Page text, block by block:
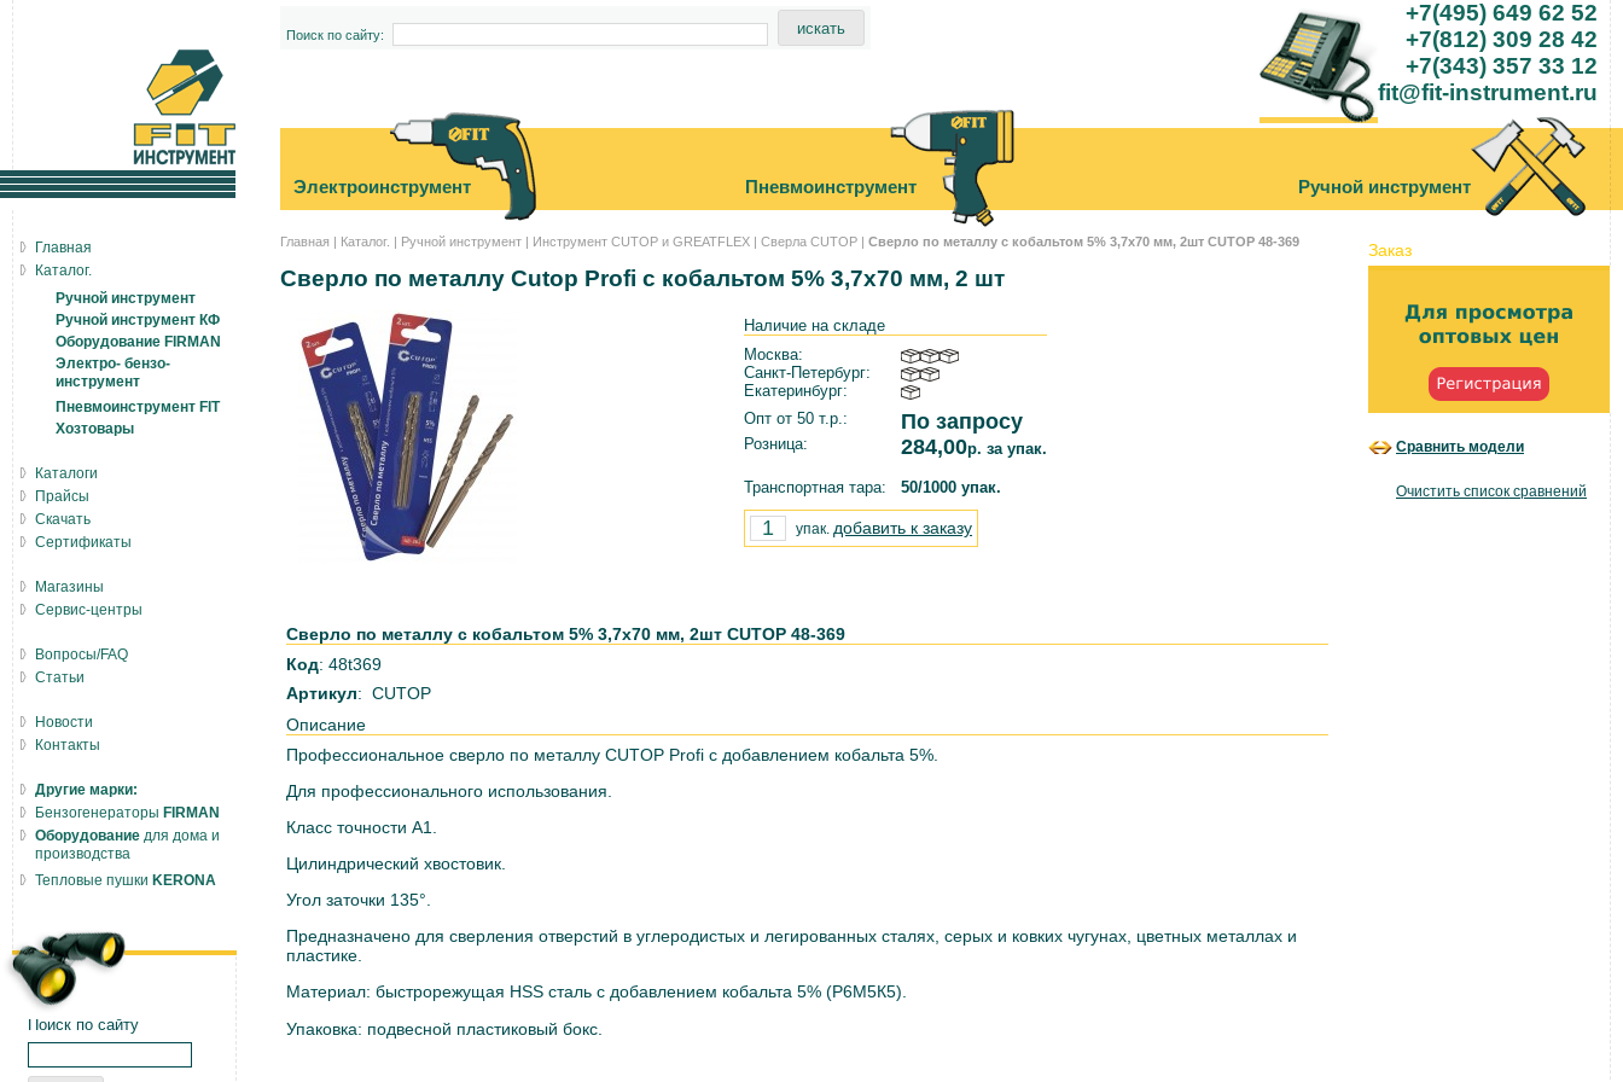
Поиск по сайту:
+7(495) 649 62 52
+7(812) 309 28 42
+7(343) 357 33 12
fit@fit-instrument.ru
Электроинструмент Пневмоинструмент Ручной инструмент
Главная | Каталог. | Ручной инструмент | Инструмент CUTOP и GREATFLEX | Сверла CUTOP | Сверло по металлу с кобальтом 5% 3,7х70 мм, 2шт CUTOP 48-369 Заказ
Сверло по металлу Cutop Profi с кобальтом 5% 3,7х70 мм, 2 шт
Наличие на складе
Москва:
Санкт-Петербург:
Екатеринбург:
Опт от 50 т.р.:
По запросу
Розница: 284,00р. за упак.
Транспортная тара: 50/1000 упак.
упак. добавить к заказу
Сверло по металлу с кобальтом 5% 3,7х70 мм, 2шт CUTOP 48-369
Код: 48t369
Артикул: CUTOP
Описание
Профессиональное сверло по металлу CUTOP Profi с добавлением кобальта 5%.
Для профессионального использования.
Класс точности А1.
Цилиндрический хвостовик.
Угол заточки 135°.
Предназначено для сверления отверстий в углеродистых и легированных сталях, серых и ковких чугунах, цветных металлах и
пластике.
Материал: быстрорежущая HSS сталь c добавлением кобальта 5% (Р6М5К5).
Упаковка: подвесной пластиковый бокс.
Сравнить модели
Очистить список сравнений
Главная
Каталог.
Ручной инструмент
Ручной инструмент КФ
Оборудование FIRMAN
Электро- бензо-
инструмент
Пневмоинструмент FIT
Хозтовары
Каталоги
Прайсы
Скачать
Сертификаты
Магазины
Сервис-центры
Вопросы/FAQ
Статьи
Новости
Контакты
Другие марки:
Бензогенераторы FIRMAN
Оборудование для дома и
производства
Тепловые пушки KERONA
Поиск по сайту